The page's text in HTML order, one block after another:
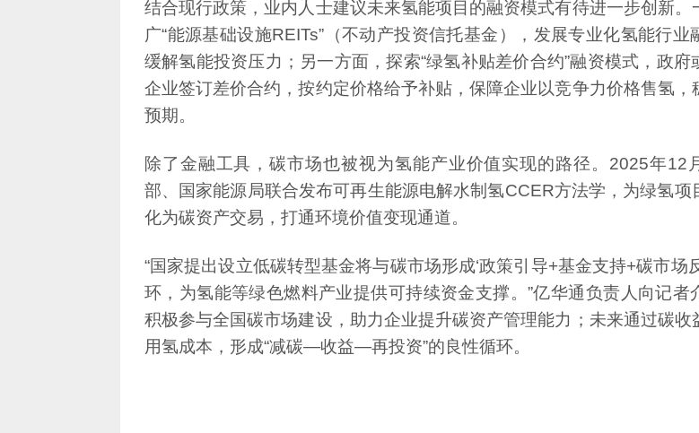
预期。
化为碳资产交易，打通环境价值变现通道。
用氢成本，形成“减碳—收益—再投资”的良性循环。